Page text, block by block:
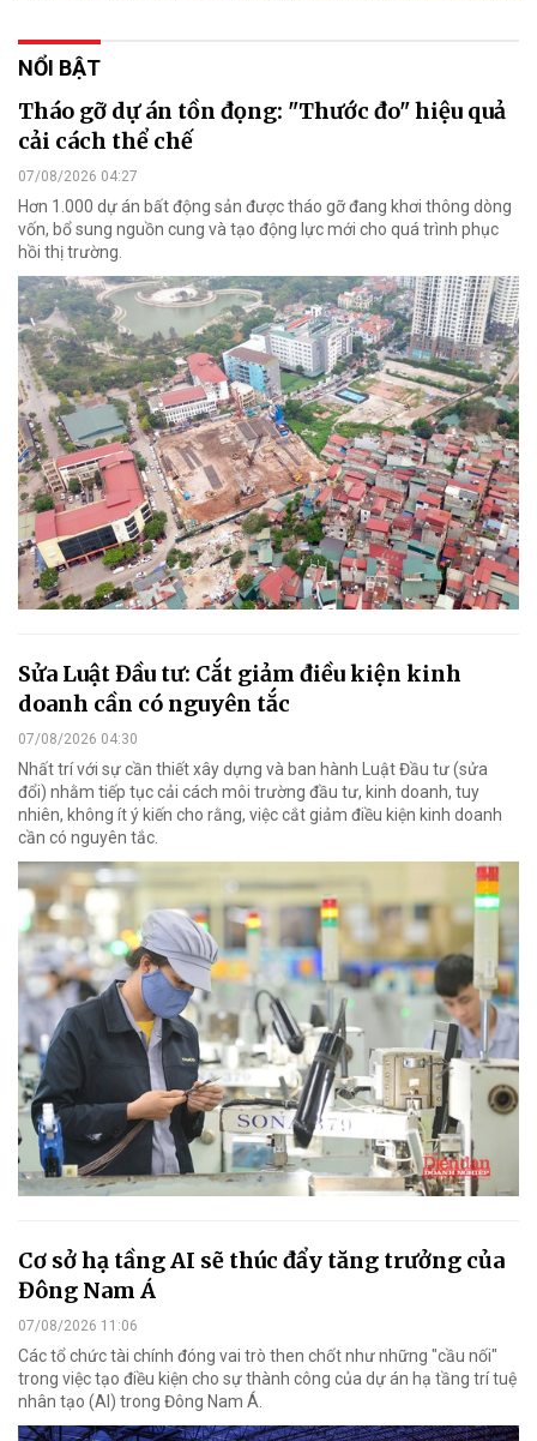
NỔI BẬT
Tháo gỡ dự án tồn đọng: "Thước đo" hiệu quả
cải cách thể chế
07/08/2026 04:27
Hơn 1.000 dự án bất động sản được tháo gỡ đang khơi thông dòng
vốn, bổ sung nguồn cung và tạo động lực mới cho quá trình phục
hồi thị trường.
Sửa Luật Đầu tư: Cắt giảm điều kiện kinh
doanh cần có nguyên tắc
07/08/2026 04:30
Nhất trí với sự cần thiết xây dựng và ban hành Luật Đầu tư (sửa
đổi) nhằm tiếp tục cải cách môi trường đầu tư, kinh doanh, tuy
nhiên, không ít ý kiến cho rằng, việc cắt giảm điều kiện kinh doanh
cần có nguyên tắc.
Cơ sở hạ tầng AI sẽ thúc đẩy tăng trưởng của
Đông Nam Á
07/08/2026 11:06
Các tổ chức tài chính đóng vai trò then chốt như những "cầu nối"
trong việc tạo điều kiện cho sự thành công của dự án hạ tầng trí tuệ
nhân tạo (AI) trong Đông Nam Á.